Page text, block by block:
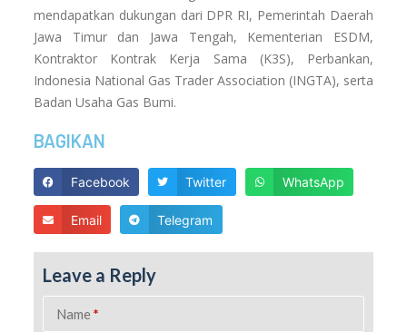
mendapatkan dukungan dari DPR RI, Pemerintah Daerah
Jawa Timur dan Jawa Tengah, Kementerian ESDM,
Kontraktor Kontrak Kerja Sama (K3S), Perbankan,
Indonesia National Gas Trader Association (INGTA), serta
Badan Usaha Gas Bumi.
BAGIKAN
Facebook Twitter WhatsApp
Email Telegram
Leave a Reply
Name *